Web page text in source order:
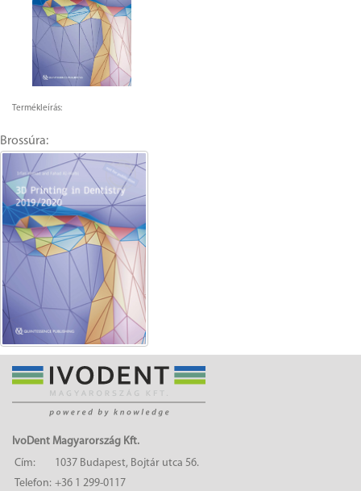
Termékleírás:
Brossúra:
IvoDent Magyarország Kft.
Cím:
1037 Budapest, Bojtár utca 56.
Telefon: +36 1 299-0117